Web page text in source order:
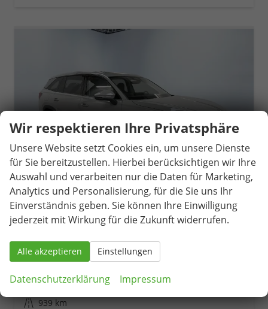
Skoda Kodiaq
unverbindliche Lieferzeit:4 Monate Neuwagen
75594
Kilometerstand 939 km
Wir respektieren Ihre Privatsphäre
Unsere Website setzt Cookies ein, um unsere Dienste
für Sie bereitzustellen. Hierbei berücksichtigen wir Ihre
Auswahl und verarbeiten nur die Daten für Marketing,
Analytics und Personalisierung, für die Sie uns Ihr
Einverständnis geben. Sie können Ihre Einwilligung
jederzeit mit Wirkung für die Zukunft widerrufen.
Alle akzeptieren Einstellungen
Datenschutzerklärung Impressum